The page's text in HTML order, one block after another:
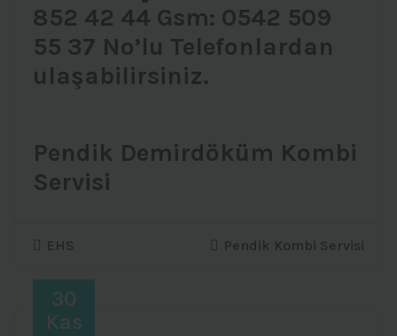
852 42 44 Gsm: 0542 509
55 37 No’lu Telefonlardan
ulaşabilirsiniz.
Pendik Demirdöküm Kombi
Servisi
EHS Pendik Kombi Servisi
30
Kas